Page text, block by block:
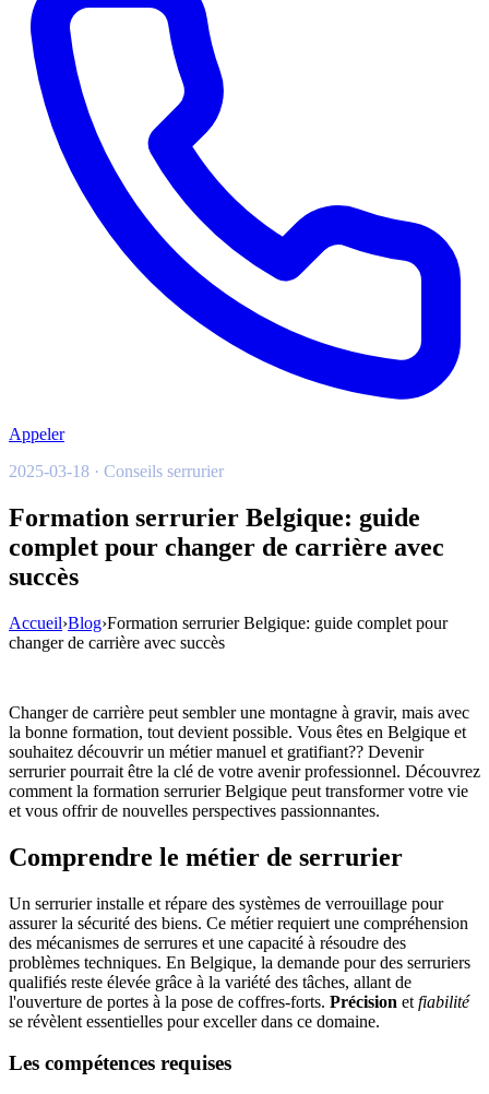
Appeler
2025-03-18 · Conseils serrurier
Formation serrurier Belgique: guide
complet pour changer de carrière avec
succès
Accueil›Blog›Formation serrurier Belgique: guide complet pour
changer de carrière avec succès
Changer de carrière peut sembler une montagne à gravir, mais avec
la bonne formation, tout devient possible. Vous êtes en Belgique et
souhaitez découvrir un métier manuel et gratifiant?? Devenir
serrurier pourrait être la clé de votre avenir professionnel. Découvrez
comment la formation serrurier Belgique peut transformer votre vie
et vous offrir de nouvelles perspectives passionnantes.
Comprendre le métier de serrurier
Un serrurier installe et répare des systèmes de verrouillage pour
assurer la sécurité des biens. Ce métier requiert une compréhension
des mécanismes de serrures et une capacité à résoudre des
problèmes techniques. En Belgique, la demande pour des serruriers
qualifiés reste élevée grâce à la variété des tâches, allant de
l'ouverture de portes à la pose de coffres-forts. Précision et fiabilité
se révèlent essentielles pour exceller dans ce domaine.
Les compétences requises